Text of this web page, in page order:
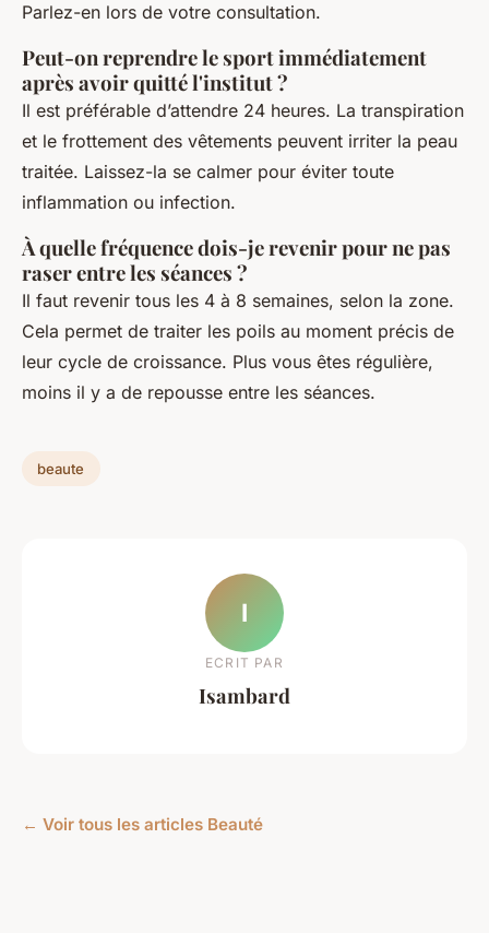
Parlez-en lors de votre consultation.
Peut-on reprendre le sport immédiatement
après avoir quitté l'institut ?
Il est préférable d’attendre 24 heures. La transpiration
et le frottement des vêtements peuvent irriter la peau
traitée. Laissez-la se calmer pour éviter toute
inflammation ou infection.
À quelle fréquence dois-je revenir pour ne pas
raser entre les séances ?
Il faut revenir tous les 4 à 8 semaines, selon la zone.
Cela permet de traiter les poils au moment précis de
leur cycle de croissance. Plus vous êtes régulière,
moins il y a de repousse entre les séances.
beaute
I
ECRIT PAR
Isambard
← Voir tous les articles Beauté